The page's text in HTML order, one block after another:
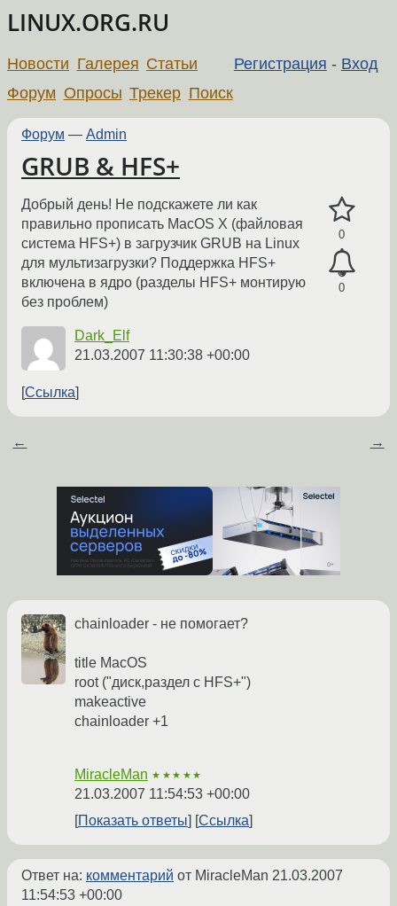
LINUX.ORG.RU
Регистрация - Вход
Новости Галерея Статьи
Форум Опросы Трекер Поиск
Форум — Admin
GRUB & HFS+
0
0
Добрый день! Не подскажете ли как
правильно прописать MacOS X (файловая
система HFS+) в загрузчик GRUB на Linux
для мультизагрузки? Поддержка HFS+
включена в ядро (разделы HFS+ монтирую
без проблем)
Dark_Elf
21.03.2007 11:30:38 +00:00
Ссылка
← →
chainloader - не помогает?
title MacOS
root ("диск,раздел с HFS+")
makeactive
chainloader +1
MiracleMan ★★★★★
21.03.2007 11:54:53 +00:00
Показать ответы
Ссылка
Ответ на: комментарий от MiracleMan 21.03.2007
11:54:53 +00:00